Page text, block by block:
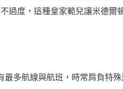
過度，這種皇家範兒讓米德爾
多航線與航班，時常肩負特